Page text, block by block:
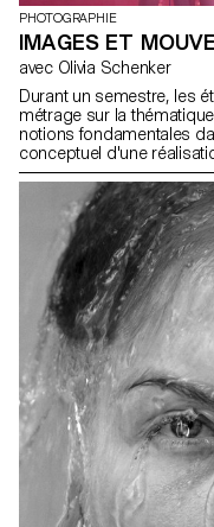
PHOTOGRAPHIE
IMAGES ET
avec Olivia Schenker
Durant un semestre, les
métrage sur la
notions fondamentales
conceptuel d'une